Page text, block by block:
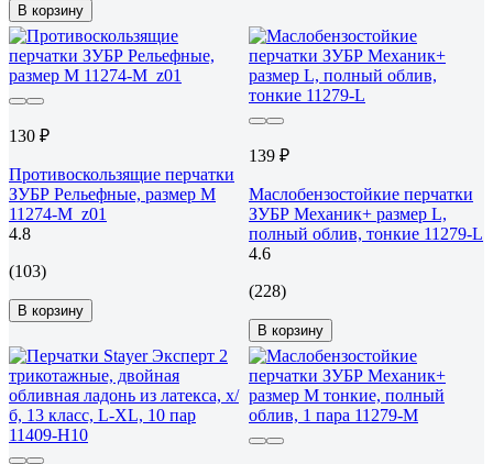
В корзину
130 ₽
Противоскользящие перчатки
ЗУБР Рельефные, размер M
11274-M_z01
4.8
(103)
В корзину
139 ₽
Маслобензостойкие перчатки
ЗУБР Механик+ размер L,
полный облив, тонкие 11279-L
4.6
(228)
В корзину